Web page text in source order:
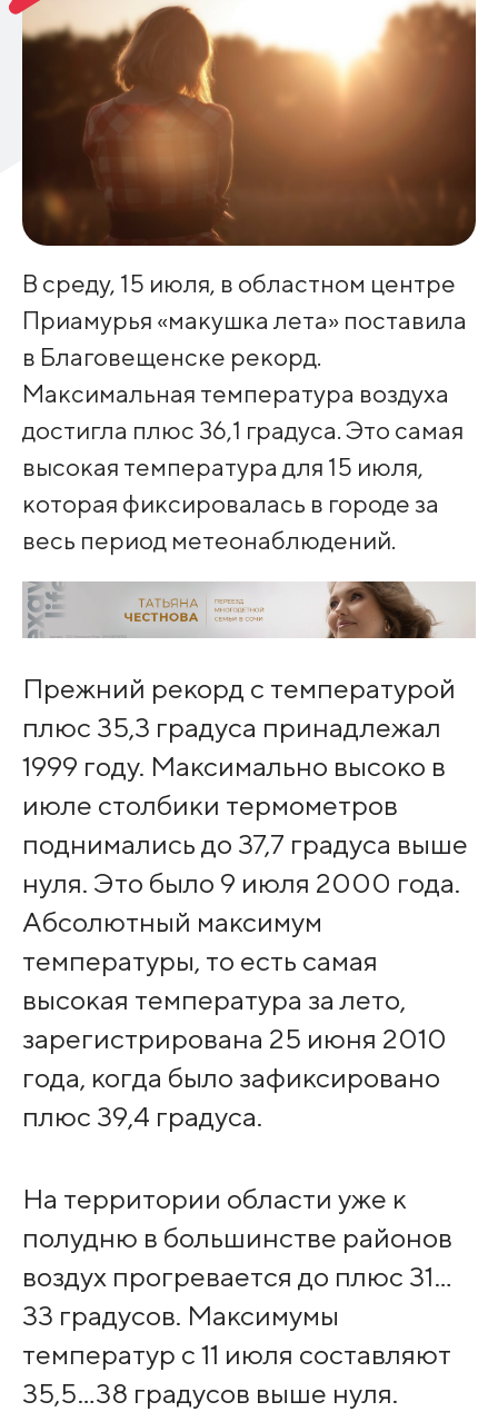
В среду, 15 июля, в областном центре
Приамурья «макушка лета» поставила
в Благовещенске рекорд.
Максимальная температура воздуха
достигла плюс 36,1 градуса. Это самая
высокая температура для 15 июля,
которая фиксировалась в городе за
весь период метеонаблюдений.
Прежний рекорд с температурой
плюс 35,3 градуса принадлежал
1999 году. Максимально высоко в
июле столбики термометров
поднимались до 37,7 градуса выше
нуля. Это было 9 июля 2000 года.
Абсолютный максимум
температуры, то есть самая
высокая температура за лето,
зарегистрирована 25 июня 2010
года, когда было зафиксировано
плюс 39,4 градуса.
На территории области уже к
полудню в большинстве районов
воздух прогревается до плюс 31…
33 градусов. Максимумы
температур с 11 июля составляют
35,5…38 градусов выше нуля.